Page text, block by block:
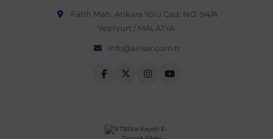
Fatih Mah. Ankara Yolu Cad. NO: 94/A
Yeşilyurt / MALATYA
info@arisar.com.tr